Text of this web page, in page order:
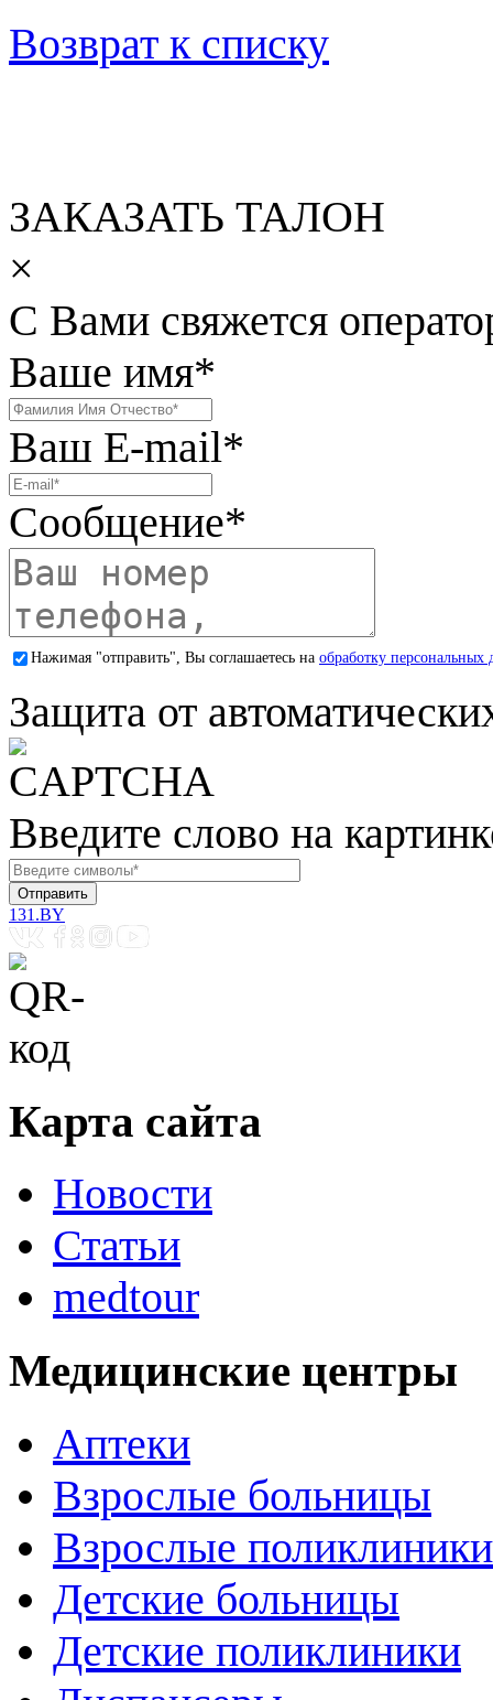
Возврат к списку
ЗАКАЗАТЬ ТАЛОН
×
С Вами свяжется
Ваше имя*
Ваш E-mail*
Сообщение*
Нажимая "отправить", Вы соглашаетесь на обработку персональных
Защита от
Введите слово на
131.BY
Карта сайта
Новости
Статьи
medtour
Медицинские центры
Аптеки
Взрослые больницы
Взрослые поликлиники
Детские больницы
Детские поликлиники